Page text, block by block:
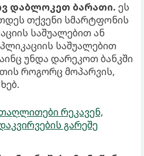
დაბლოკეთ ბარათი. ეს
თქვენი სმარტფონის
საშუალებით ან
საშუალებით
უნდა დარეკოთ ბანკში
როგორც მოპარვის,
რეკავენ,
გარეშე